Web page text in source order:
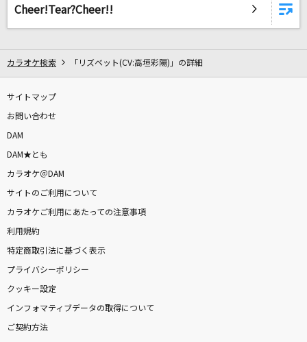
リアルタイムで歌われている曲の一覧
酒井法子
ここでファーストキッス
花
ORANGE RANGE
[生音]ボクノート
スキマスイッチ
私が言う前に抱きしめなきゃね
Cheer!Tear?Cheer!!
カラオケ検索 「リズベット(CV:高垣彩陽)」の詳細
サイトマップ
お問い合わせ
DAM
DAM★とも
カラオケ＠DAM
サイトのご利用について
カラオケご利用にあたっての注意事項
利用規約
特定商取引法に基づく表示
プライバシーポリシー
クッキー設定
インフォマティブデータの取得について
ご契約方法